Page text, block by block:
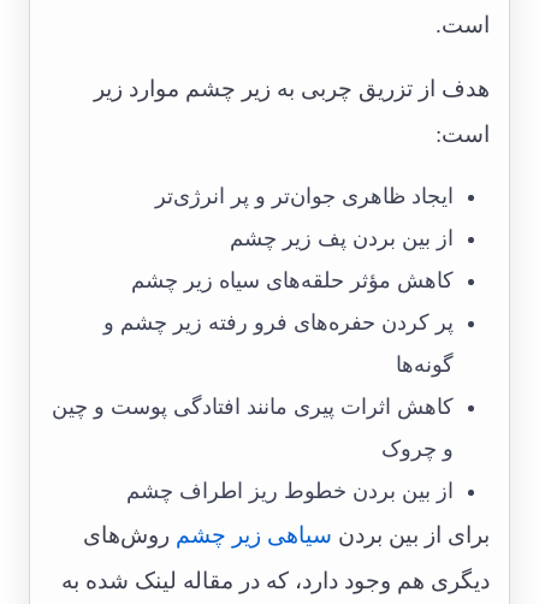
است.
هدف از تزریق چربی به زیر چشم موارد زیر
است:
ایجاد ظاهری جوان‌تر و پر انرژی‌تر
از بین بردن پف زیر چشم
کاهش مؤثر حلقه‌های سیاه زیر چشم
پر کردن حفره‌های فرو رفته زیر چشم و
گونه‌ها
کاهش اثرات پیری مانند افتادگی پوست و چین
و چروک
از بین بردن خطوط ریز اطراف چشم
برای از بین بردن سیاهی زیر چشم روش‌های
دیگری هم وجود دارد، که در مقاله لینک شده به